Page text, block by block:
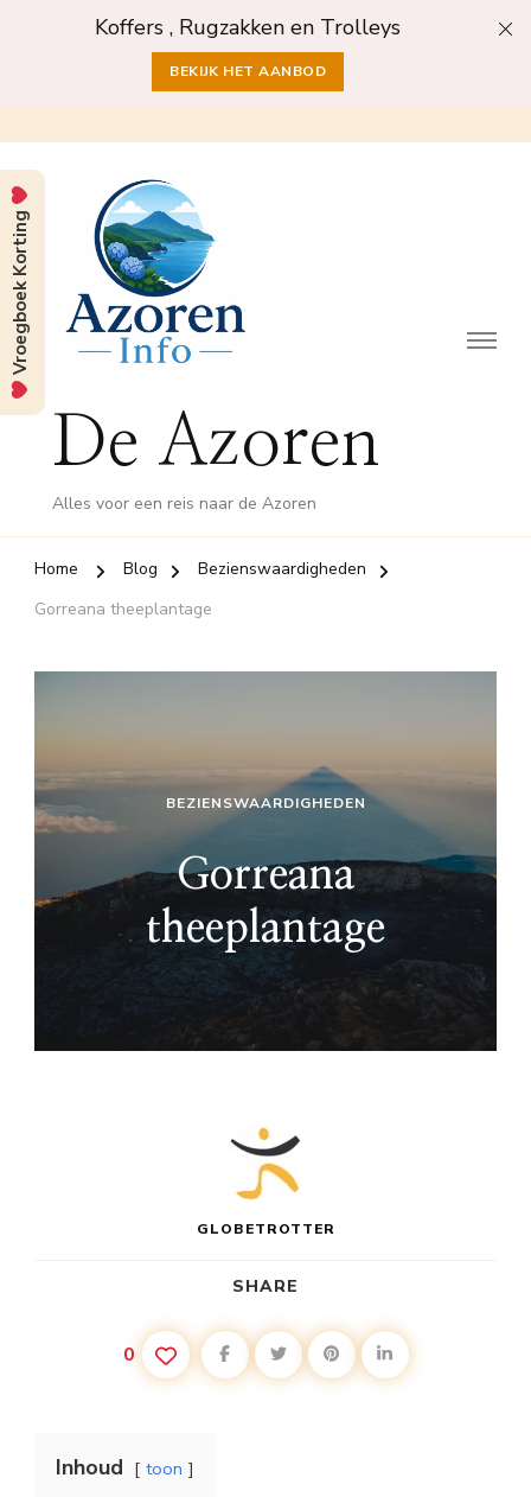
Koffers , Rugzakken en Trolleys
BEKIJK HET AANBOD
De Azoren
Alles voor een reis naar de Azoren
Home Blog
Bezienswaardigheden
Gorreana theeplantage
BEZIENSWAARDIGHEDEN
Gorreana
theeplantage
GLOBETROTTER
SHARE
0
Inhoud toon
Vroegboek Korting